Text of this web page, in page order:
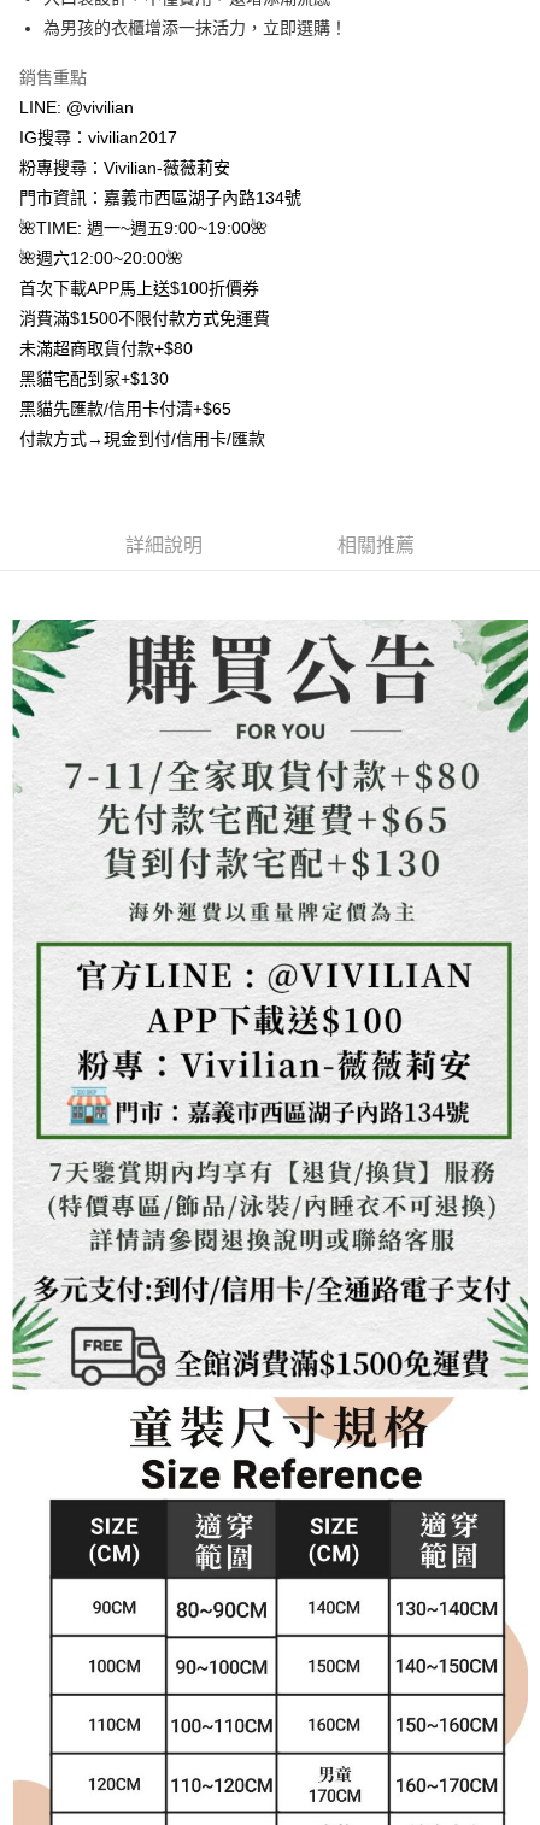
聯邦商業銀行
遠東國際商業銀行
元大商業銀行
永豐商業銀行
台新國際商業銀行
台灣樂天信用卡公司
Google Pay
大哥付你分期
相關說明
【大哥付你分期使用說明】
2.付款方式選擇「大哥付你分期」，訂單成立後會自動跳轉到大哥付的交易
流程，驗證手機門號後，選擇欲分期的期數、繳款截止日，確認付款後即完
成交易。
3.實際核准額度、可分期數及費用金額請依後續交易確認頁面所載為準。
4.訂單成立30分鐘內，如未前往確認交易或遇審核未通過，訂單將自動取
消。如遇「轉專審核」未通過狀況，表示未達大哥付你分期系統評分，恕無
【繳款方式說明】
1.分期款項不併入電信帳單，「大哥付你分期」於每月結算日後寄送繳費提
醒簡訊。
2.透過簡訊連結打開帳單後，可選擇「超商條碼／台灣大直營門市／銀行轉
1.本服務係由「台灣大哥大股份有限公司」（以下簡稱本公司）所提供，讓
用戶於交易時，得透過本服務購買商品或服務，並由商店將買賣／分期付款
資料（包含姓名、電話或地址）提供予台灣大哥大進項蒐集、處理及利用，
由本公司與您本人進行分期帳單所需資料之確認、核對及更正。
3.完整用戶服務條款，請詳閱以下連結： https://oppay.tw/userRule
AFTEE先享後付
相關說明
【關於「AFTEE先享後付」】
AFTEE先享後付是「在收到商品之後才付款」的支付方式。 讓您購物簡單
便利好安心！
１．簡單：不需註冊會員、不需綁卡、不需儲值。
２．便利：只要手機號碼，簡訊認證，即可結帳。
３．安心：先確認商品／服務後，再付款。
【「AFTEE先享後付」結帳流程】
１．於結帳方式選擇「AFTEE先享後付」後，將跳轉至「AFTEE先享後付」
※ 請注意：結帳手續完成當下不需立刻繳費，但若您需要取消訂單，請聯絡
是否繳費成功／繳費後需取消欲退款等相關疑問，請聯繫「AFTEE先享後付
客戶支援中心」
https://netprotections.freshdesk.com/support/home
【注意事項】
１．透過由恩沛科技股份有限公司提供之「AFTEE先享後付」服務完成之交
易，需依本服務之必要範圍內提供個人資料，並將交易相關給付款項請求債
權轉讓予恩沛科技股份有限公司。
２．關於個人資料處理事宜，請瀏覽以下網址：
https://aftee.tw/terms/#terms3
３．未成年的使用者請事先徵得法定代理人或監護人之同意方可使用
「AFTEE先享後付」，若未經同意申辦者引起之損失，本公司不負相關責
４．使用「AFTEE先享後付」時，將依據個別帳號之用戶狀況，依本公司即
時審查核予不同之上限額度；若仍有額度不足之情形，本公司將視審查結果
請求用戶進行身份認證。
５．嚴禁一人註冊多個帳號或使用他人資訊註冊。若發現惡意使用之情形，
恩沛科技股份有限公司將有權停止該用戶之使用額度並採取法律行動。
ATM付款
貨到付款
運送方式
全家取貨付款
每筆NT$80，滿NT$1,500(含以上)免運費
貨到付款
每筆NT$130，滿NT$1,500(含以上)免運費
海外配送 查看運費
為男孩的衣櫃增添一抹活力，立即選購！
銷售重點
LINE: @vivilian
IG搜尋：vivilian2017
粉專搜尋：Vivilian-薇薇莉安
門市資訊：嘉義市西區湖子內路134號
🌺TIME: 週一~週五9:00~19:00🌺
🌺週六12:00~20:00🌺
首次下載APP馬上送$100折價券
消費滿$1500不限付款方式免運費
未滿超商取貨付款+$80
黑貓宅配到家+$130
黑貓先匯款/信用卡付清+$65
付款方式→現金到付/信用卡/匯款
詳細說明 相關推薦